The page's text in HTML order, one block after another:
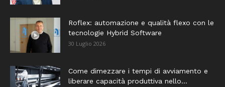
Roflex: automazione e qualità flexo con le
tecnologie Hybrid Software
30 Luglio 2026
Come dimezzare i tempi di avviamento e
liberare capacità produttiva nello...